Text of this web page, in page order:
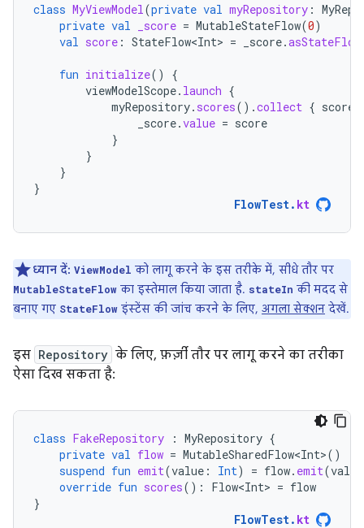
class MyViewModel(private val myRepository :
private val _score = MutableStateFlow(0)
val score : StateFlow<Int> = _score.asStateFlow
fun initialize()
{
viewModelScope. launch {
myRepository. scores().collect { score
_score.value = score
}
}
}
}
FlowTest. kt
ध्यान दें: ViewModel को लागू करने के इस तरीके में, सीधे तौर पर
MutableStateFlow का इस्तेमाल किया जाता है. stateIn की मदद से
बनाए गए StateFlow इंस्टेंस की जांच करने के लिए, अगला सेक्शन देखें.
इस Repository के लिए, फ़र्ज़ी तौर पर लागू करने का तरीका
ऐसा दिख सकता है:
class FakeRepository : MyRepository {
private val flow = MutableSharedFlow<Int>()
suspend fun emit(value : Int) = flow. emit(value
override fun scores(): Flow<Int> = flow
}
FlowTest. kt